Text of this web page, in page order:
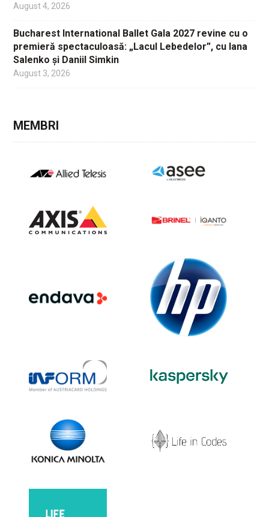
August 4, 2026
Bucharest International Ballet Gala 2027 revine cu o
premieră spectaculoasă: „Lacul Lebedelor”, cu Iana
Salenko și Daniil Simkin
August 3, 2026
MEMBRI